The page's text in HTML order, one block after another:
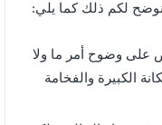
لكم ذلك كما يلي:
على وضوح أمر ما ولا
الكبيرة والفخامة